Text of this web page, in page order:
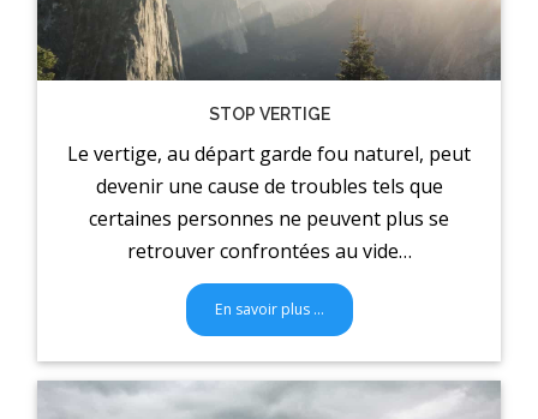
STOP VERTIGE
Le vertige, au départ garde fou naturel, peut
devenir une cause de troubles tels que
certaines personnes ne peuvent plus se
retrouver confrontées au vide…
En savoir plus …